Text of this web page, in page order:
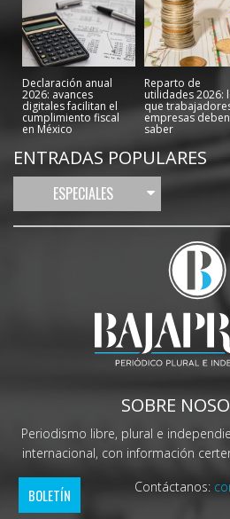
Declaración anual
2026: avances
digitales facilitan el
cumplimiento fiscal
en México
Reparto de
utilidades 2026:
que
empresas deben
saber
ENTRADAS POPULARES
ESPECIALES
SOBRE
Periodismo libre, plural e
internacional, con información
BOLETÍN Contáctanos: